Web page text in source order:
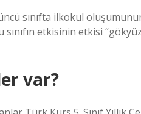
sınıfta ilkokul
sınıfın etkisinin etkisi
var?